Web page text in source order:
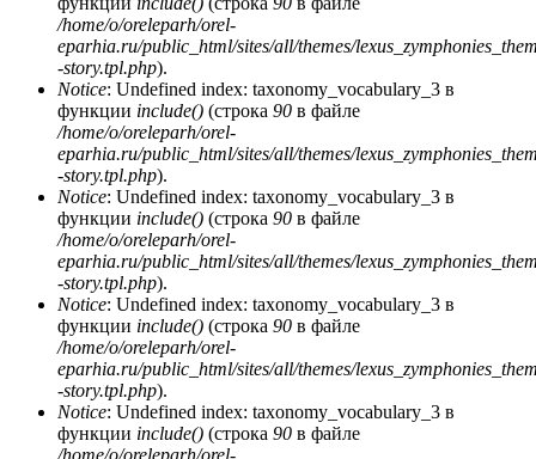
/home/o/oreleparh/orel-
eparhia.ru/public_html/sites/all/themes/
-story.tpl.php).
Notice: Undefined index: taxonomy_vocabulary_3 в
функции include() (строка 90 в файле
/home/o/oreleparh/orel-
eparhia.ru/public_html/sites/all/themes/
-story.tpl.php).
Notice: Undefined index: taxonomy_vocabulary_3 в
функции include() (строка 90 в файле
/home/o/oreleparh/orel-
eparhia.ru/public_html/sites/all/themes/
-story.tpl.php).
Notice: Undefined index: taxonomy_vocabulary_3 в
функции include() (строка 90 в файле
/home/o/oreleparh/orel-
eparhia.ru/public_html/sites/all/themes/
-story.tpl.php).
Notice: Undefined index: taxonomy_vocabulary_3 в
функции include() (строка 90 в файле
/home/o/oreleparh/orel-